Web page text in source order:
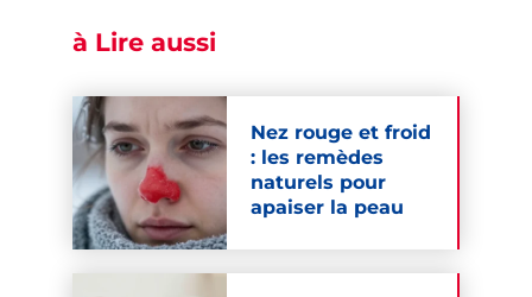
à Lire aussi
Nez rouge et froid
: les remèdes
naturels pour
apaiser la peau